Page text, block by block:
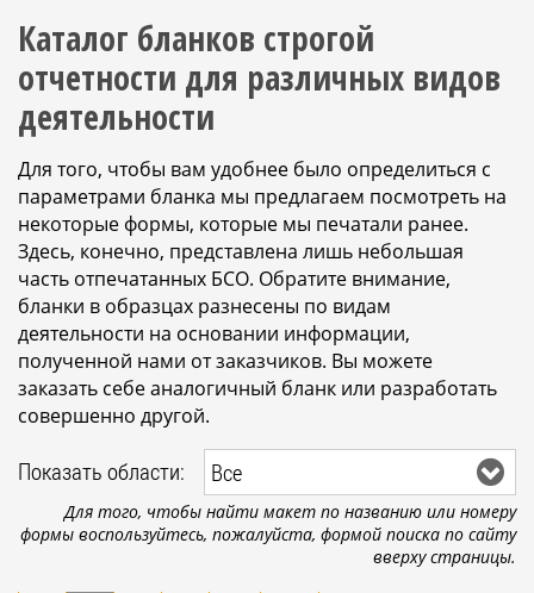
Каталог бланков строгой
отчетности для различных видов
деятельности
Для того, чтобы вам удобнее было определиться с
параметрами бланка мы предлагаем посмотреть на
некоторые формы, которые мы печатали ранее.
Здесь, конечно, представлена лишь небольшая
часть отпечатанных БСО. Обратите внимание,
бланки в образцах разнесены по видам
деятельности на основании информации,
полученной нами от заказчиков. Вы можете
заказать себе аналогичный бланк или разработать
совершенно другой.
Показать области: Все
Для того, чтобы найти макет по названию или номеру
формы воспользуйтесь, пожалуйста, формой поиска по сайту
вверху страницы.